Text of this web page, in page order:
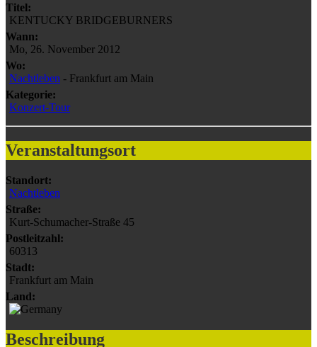
Titel:
KENTUCKY BRIDGEBURNERS
Wann:
Mo, 26. November 2012
Wo:
Nachtleben - Frankfurt am Main
Kategorie:
Konzert-Tour
Veranstaltungsort
Standort:
Nachtleben
Straße:
Kurt-Schumacher-Straße 45
Postleitzahl:
60313
Stadt:
Frankfurt am Main
Land:
Beschreibung